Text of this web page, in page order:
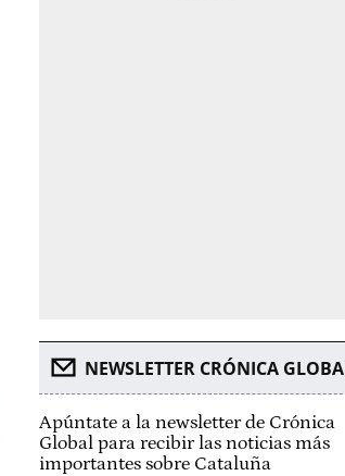
NEWSLETTER CRÓNICA
Apúntate a la newsletter de Crónica
Global para recibir las noticias más
importantes sobre Cataluña